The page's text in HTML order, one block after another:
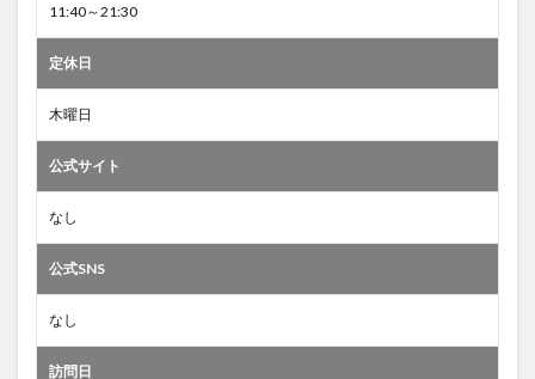
11:40～21:30
定休日
木曜日
公式サイト
なし
公式SNS
なし
訪問日